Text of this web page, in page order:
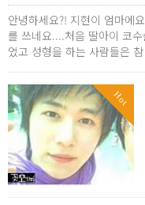
안녕하세요?! 지현이 엄마에
를 쓰네요....처음 딸아이 코
었고 성형을 하는 사람들은
Hot